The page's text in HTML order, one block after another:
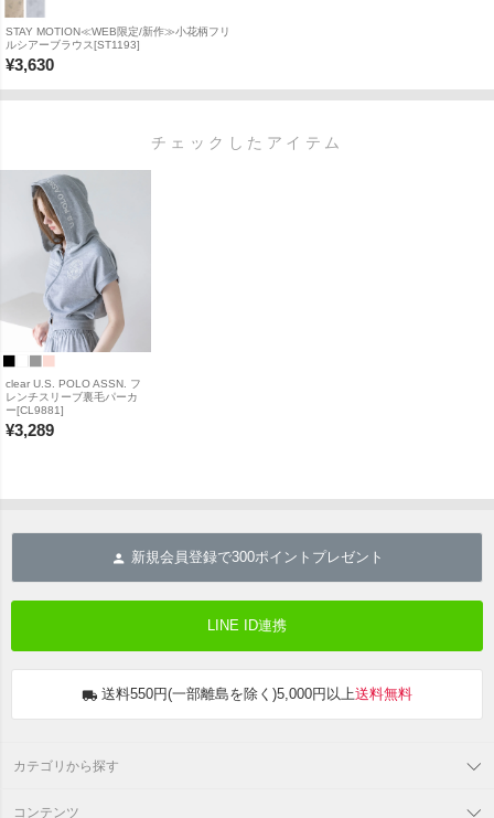
STAY MOTION≪WEB限定/新作≫小花柄フリ
ルシアーブラウス[ST1193]
¥3,630
チェックしたアイテム
clear U.S. POLO ASSN. フ
レンチスリーブ裏毛パーカ
ー[CL9881]
¥3,289
新規会員登録で300ポイントプレゼント
LINE ID連携
送料550円(一部離島を除く)5,000円以上送料無料
カテゴリから探す
コンテンツ